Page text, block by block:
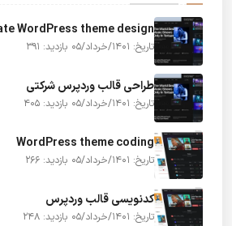
WordPress theme design
تاریخ: 1401/خرداد/05 بازدید: 391
طراحی قالب وردپرس شرکتی
تاریخ: 1401/خرداد/05 بازدید: 405
WordPress theme coding
تاریخ: 1401/خرداد/05 بازدید: 266
کدنویسی قالب وردپرس
تاریخ: 1401/خرداد/05 بازدید: 248